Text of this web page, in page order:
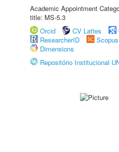
Academic Appointment
title: MS-5.3
Orcid
CV Lattes
ResearcherID
Scopus
Dimensions
Repositório Institucional